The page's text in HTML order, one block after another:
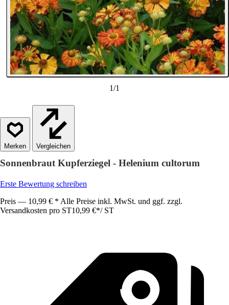
1/1
Vergleichen
Sonnenbraut Kupferziegel - Helenium cultorum
Erste Bewertung schreiben
Preis — 10,99 € * Alle Preise inkl. MwSt. und ggf. zzgl.
Versandkosten pro ST10,99 €*/ ST